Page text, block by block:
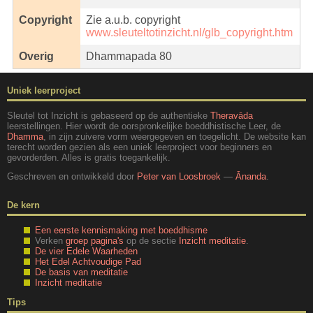
Copyright
Zie a.u.b. copyright
www.sleuteltotinzicht.nl/glb_copyright.htm
Overig
Dhammapada 80
Uniek leerproject
Sleutel tot Inzicht is gebaseerd op de authentieke Theravāda
leerstellingen. Hier wordt de oorspronkelijke boeddhistische Leer, de
Dhamma , in zijn zuivere vorm weergegeven en toegelicht. De website kan
terecht worden gezien als een uniek leerproject voor beginners en
gevorderden. Alles is gratis toegankelijk.
Geschreven en ontwikkeld door Peter van Loosbroek — Ānanda.
De kern
Een eerste kennismaking met boeddhisme
Verken groep pagina's op de sectie Inzicht meditatie
De vier Edele Waarheden
Het Edel Achtvoudige Pad
De basis van meditatie
Inzicht meditatie
Tips